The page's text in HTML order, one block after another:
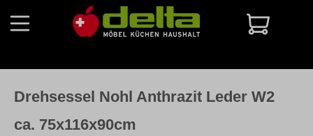
Zum Hauptinhalt springen
Drehsessel Nohl Anthrazit Leder W2
ca. 75x116x90cm